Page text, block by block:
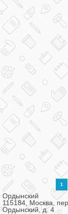
1
Ордынский
115184, Москва,
Ордынский, д. 4